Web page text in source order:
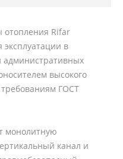
отопления Rifar
в
административных
высокого
ГОСТ
монолитную
канал и